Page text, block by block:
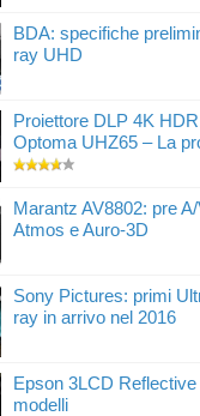
BDA: specifiche
ray UHD
Proiettore DLP 4K
Optoma UHZ65 – La
Marantz AV8802: pre
Atmos e Auro-3D
Sony Pictures: primi
ray in arrivo nel 2016
Epson 3LCD
modelli